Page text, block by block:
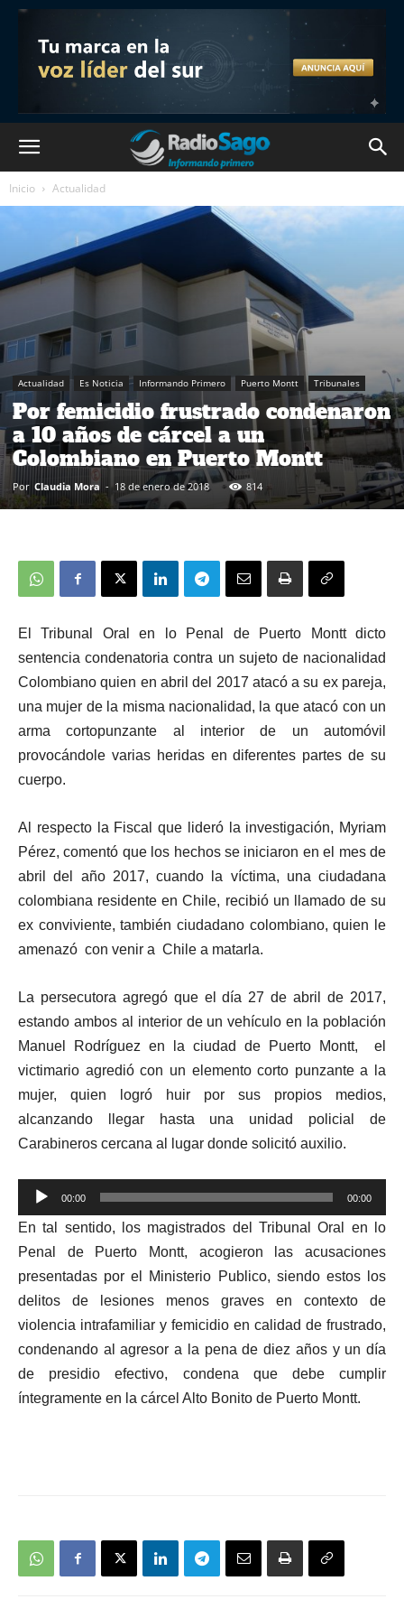
Inicio Actualidad
Actualidad Es Noticia Informando Primero Puerto Montt Tribunales
Por femicidio frustrado condenaron
a 10 años de cárcel a un
Colombiano en Puerto Montt
Por Claudia Mora - 18 de enero de 2018 814
El Tribunal Oral en lo Penal de Puerto Montt dicto
sentencia condenatoria contra un sujeto de nacionalidad
Colombiano quien en abril del 2017 atacó a su ex pareja,
una mujer de la misma nacionalidad, la que atacó con un
arma cortopunzante al interior de un automóvil
provocándole varias heridas en diferentes partes de su
cuerpo.
Al respecto la Fiscal que lideró la investigación, Myriam
Pérez, comentó que los hechos se iniciaron en el mes de
abril del año 2017, cuando la víctima, una ciudadana
colombiana residente en Chile, recibió un llamado de su
ex conviviente, también ciudadano colombiano, quien le
amenazó con venir a Chile a matarla.
La persecutora agregó que el día 27 de abril de 2017,
estando ambos al interior de un vehículo en la población
Manuel Rodríguez en la ciudad de Puerto Montt, el
victimario agredió con un elemento corto punzante a la
mujer, quien logró huir por sus propios medios,
alcanzando llegar hasta una unidad policial de
Carabineros cercana al lugar donde solicitó auxilio.
Reproductor
de
audio
00:00 00:00
En tal sentido, los magistrados del Tribunal Oral en lo
Penal de Puerto Montt, acogieron las acusaciones
presentadas por el Ministerio Publico, siendo estos los
delitos de lesiones menos graves en contexto de
violencia intrafamiliar y femicidio en calidad de frustrado,
condenando al agresor a la pena de diez años y un día
de presidio efectivo, condena que debe cumplir
íntegramente en la cárcel Alto Bonito de Puerto Montt.